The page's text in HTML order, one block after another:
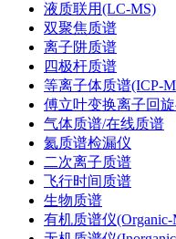
液质联用(LC-MS)
双聚焦质谱
离子阱质谱
四极杆质谱
等离子体质谱(ICP-
傅立叶变换离子回
气体质谱/在线质谱
氦质谱检漏仪
二次离子质谱
飞行时间质谱
生物质谱
有机质谱仪(Organic-